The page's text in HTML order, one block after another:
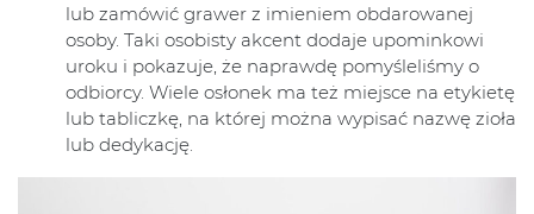
lub zamówić grawer z imieniem obdarowanej
osoby. Taki osobisty akcent dodaje upominkowi
uroku i pokazuje, że naprawdę pomyśleliśmy o
odbiorcy. Wiele osłonek ma też miejsce na etykietę
lub tabliczkę, na której można wypisać nazwę zioła
lub dedykację.